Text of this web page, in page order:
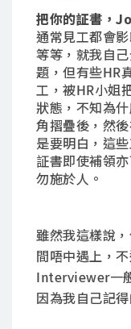
把你的証書，
通常見工都會
等等，就我自
題，但有些HR
工，被HR小姐
狀態，不知為
角摺疊後，然
是要明白，這
証書即使補領
勿施於人。
雖然我這樣說
間唔中遇上，
Interviewer一
因為我自己記